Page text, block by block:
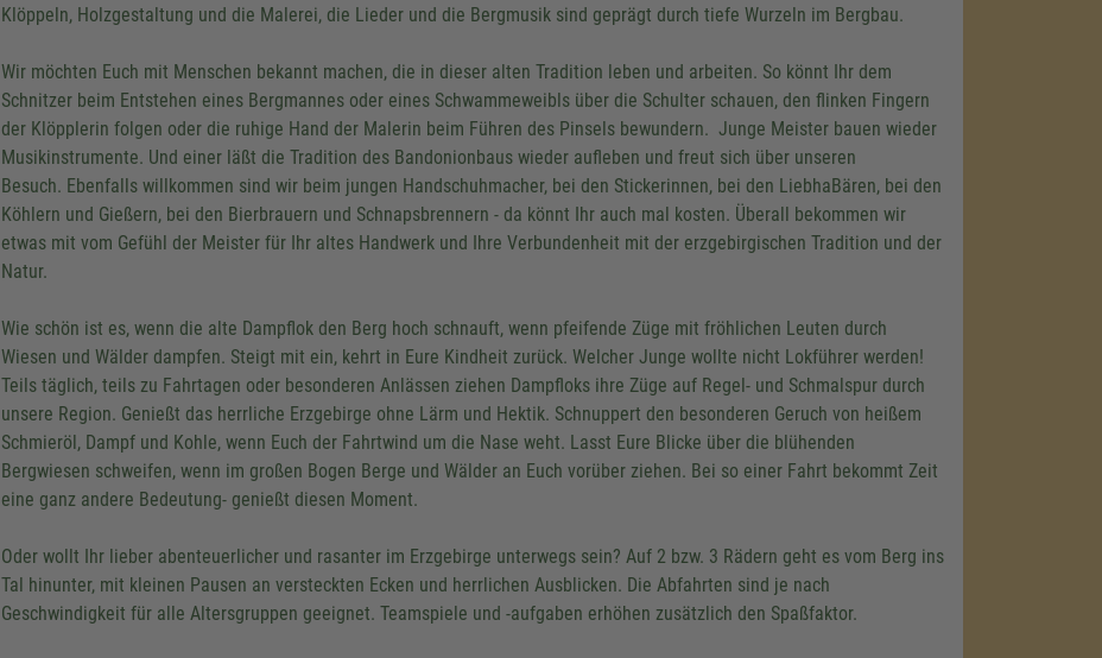
Klöppeln, Holzgestaltung und die Malerei, die Lieder und die Bergmusik sind geprägt durch tiefe Wurzeln im Bergbau.
Wir möchten Euch mit Menschen bekannt machen, die in dieser alten Tradition leben und arbeiten. So könnt Ihr dem
Schnitzer beim Entstehen eines Bergmannes oder eines Schwammeweibls über die Schulter schauen, den flinken Fingern
der Klöpplerin folgen oder die ruhige Hand der Malerin beim Führen des Pinsels bewundern. Junge Meister bauen wieder
Musikinstrumente. Und einer läßt die Tradition des Bandonionbaus wieder aufleben und freut sich über unseren
Besuch. Ebenfalls willkommen sind wir beim jungen Handschuhmacher, bei den Stickerinnen, bei den LiebhaBären, bei den
Köhlern und Gießern, bei den Bierbrauern und Schnapsbrennern - da könnt Ihr auch mal kosten. Überall bekommen wir
etwas mit vom Gefühl der Meister für Ihr altes Handwerk und Ihre Verbundenheit mit der erzgebirgischen Tradition und der
Natur.
Wie schön ist es, wenn die alte Dampflok den Berg hoch schnauft, wenn pfeifende Züge mit fröhlichen Leuten durch
Wiesen und Wälder dampfen. Steigt mit ein, kehrt in Eure Kindheit zurück. Welcher Junge wollte nicht Lokführer werden!
Teils täglich, teils zu Fahrtagen oder besonderen Anlässen ziehen Dampfloks ihre Züge auf Regel- und Schmalspur durch
unsere Region. Genießt das herrliche Erzgebirge ohne Lärm und Hektik. Schnuppert den besonderen Geruch von heißem
Schmieröl, Dampf und Kohle, wenn Euch der Fahrtwind um die Nase weht. Lasst Eure Blicke über die blühenden
Bergwiesen schweifen, wenn im großen Bogen Berge und Wälder an Euch vorüber ziehen. Bei so einer Fahrt bekommt Zeit
eine ganz andere Bedeutung- genießt diesen Moment.
Oder wollt Ihr lieber abenteuerlicher und rasanter im Erzgebirge unterwegs sein? Auf 2 bzw. 3 Rädern geht es vom Berg ins
Tal hinunter, mit kleinen Pausen an versteckten Ecken und herrlichen Ausblicken. Die Abfahrten sind je nach
Geschwindigkeit für alle Altersgruppen geeignet. Teamspiele und -aufgaben erhöhen zusätzlich den Spaßfaktor.